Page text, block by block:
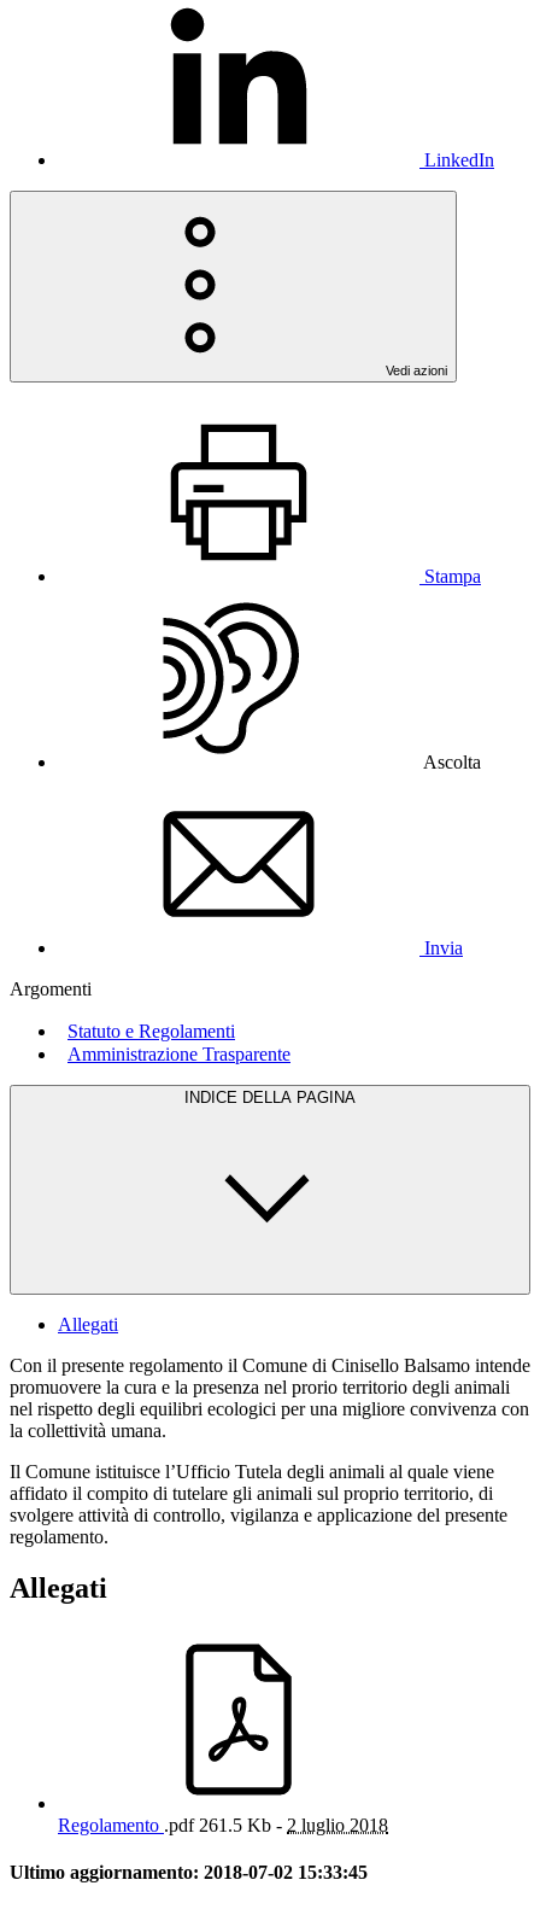
LinkedIn
Vedi azioni
Stampa
Ascolta
Invia
Argomenti
Statuto e Regolamenti
Amministrazione Trasparente
INDICE DELLA PAGINA
Allegati
Con il presente regolamento il Comune di Cinisello Balsamo intende
promuovere la cura e la presenza nel prorio territorio degli animali
nel rispetto degli equilibri ecologici per una migliore convivenza con
la collettività umana.
Il Comune istituisce l’Ufficio Tutela degli animali al quale viene
affidato il compito di tutelare gli animali sul proprio territorio, di
svolgere attività di controllo, vigilanza e applicazione del presente
regolamento.
Allegati
Regolamento .pdf261.5 Kb - 2 luglio 2018
Ultimo aggiornamento: 2018-07-02 15:33:45